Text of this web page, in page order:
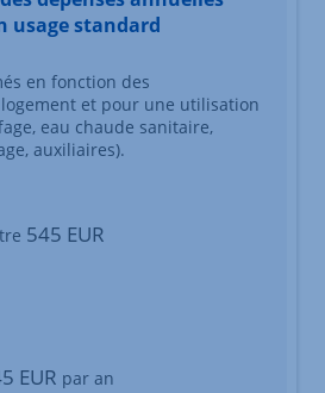
usage standard
en fonction des
et pour une utilisation
eau chaude sanitaire,
auxiliaires).
545 EUR
EUR par an